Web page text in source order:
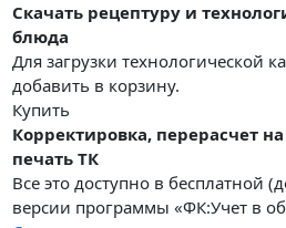
Скачать рецептуру и
блюда
Для загрузки технологической
добавить в корзину.
Купить
Корректировка, перерасчет
печать ТК
Все это доступно в бесплатной
версии программы «ФК:Учет в